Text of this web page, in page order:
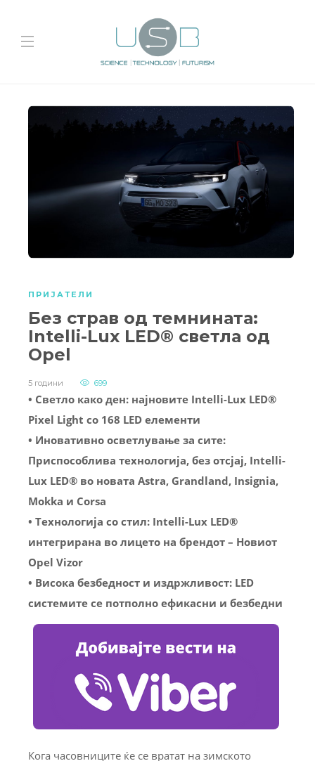
ПРИЈАТЕЛИ
Без страв од темнината:
Intelli-Lux LED® светла од
Opel
5 години 699
• Светло како ден: најновите Intelli-Lux LED®
Pixel Light со 168 LED елементи
• Иновативно осветлување за сите:
Приспособлива технологија, без отсјај, Intelli-
Lux LED® во новата Astra, Grandland, Insignia,
Mokka и Corsa
• Технологија со стил: Intelli-Lux LED®
интегрирана во лицето на брендот – Новиот
Opel Vizor
• Висока безбедност и издржливост: LED
системите се потполно ефикасни и безбедни
Кога часовниците ќе се вратат на зимското